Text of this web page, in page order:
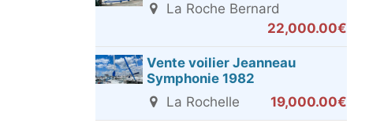
La Roche Bernard
22,000.00€
Vente voilier Jeanneau
Symphonie 1982
La Rochelle
19,000.00€